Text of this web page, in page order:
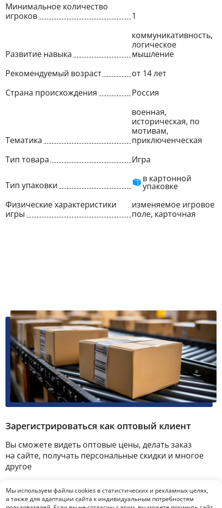
Минимальное количество
игроков
1
Развитие навыка
коммуникативность,
логическое
мышление
Рекомендуемый возраст
от 14 лет
Страна происхождения
Россия
Тематика
военная,
историческая, по
мотивам,
приключенческая
Тип товара
Игра
Тип упаковки
в картонной
упаковке
Физические характеристики
игры
изменяемое игровое
поле, карточная
Зарегистрироваться как оптовый клиент
Вы сможете видеть оптовые цены, делать заказ
на сайте, получать персональные скидки и многое
другое
Зарегистрироваться
Мы используем файлы cookies в статистических и рекламных целях,
а также для адаптации сайта к индивидуальным потребностям